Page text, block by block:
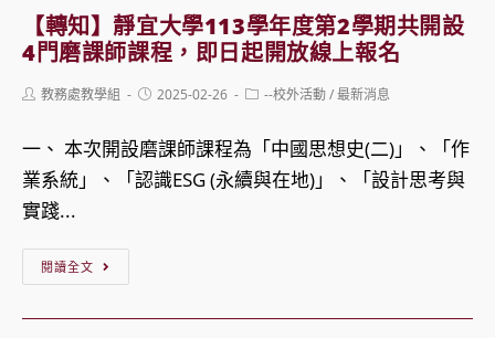
具
包
及
程
方
徵
選
科
實
114
學
年
學
測
【轉知】靜宜大學113學年度第2學期共開設
4門磨課師課程，即日起開放線上報名
Post教務處教學組
Post2025-02-26
Post--校外活動/最新消息
一、 本次開設磨課師課程為「中國思想史(二)」、「作
業系統」、「認識ESG (永續與在地)」、「設計思考與
實踐...
閱讀全文
靜